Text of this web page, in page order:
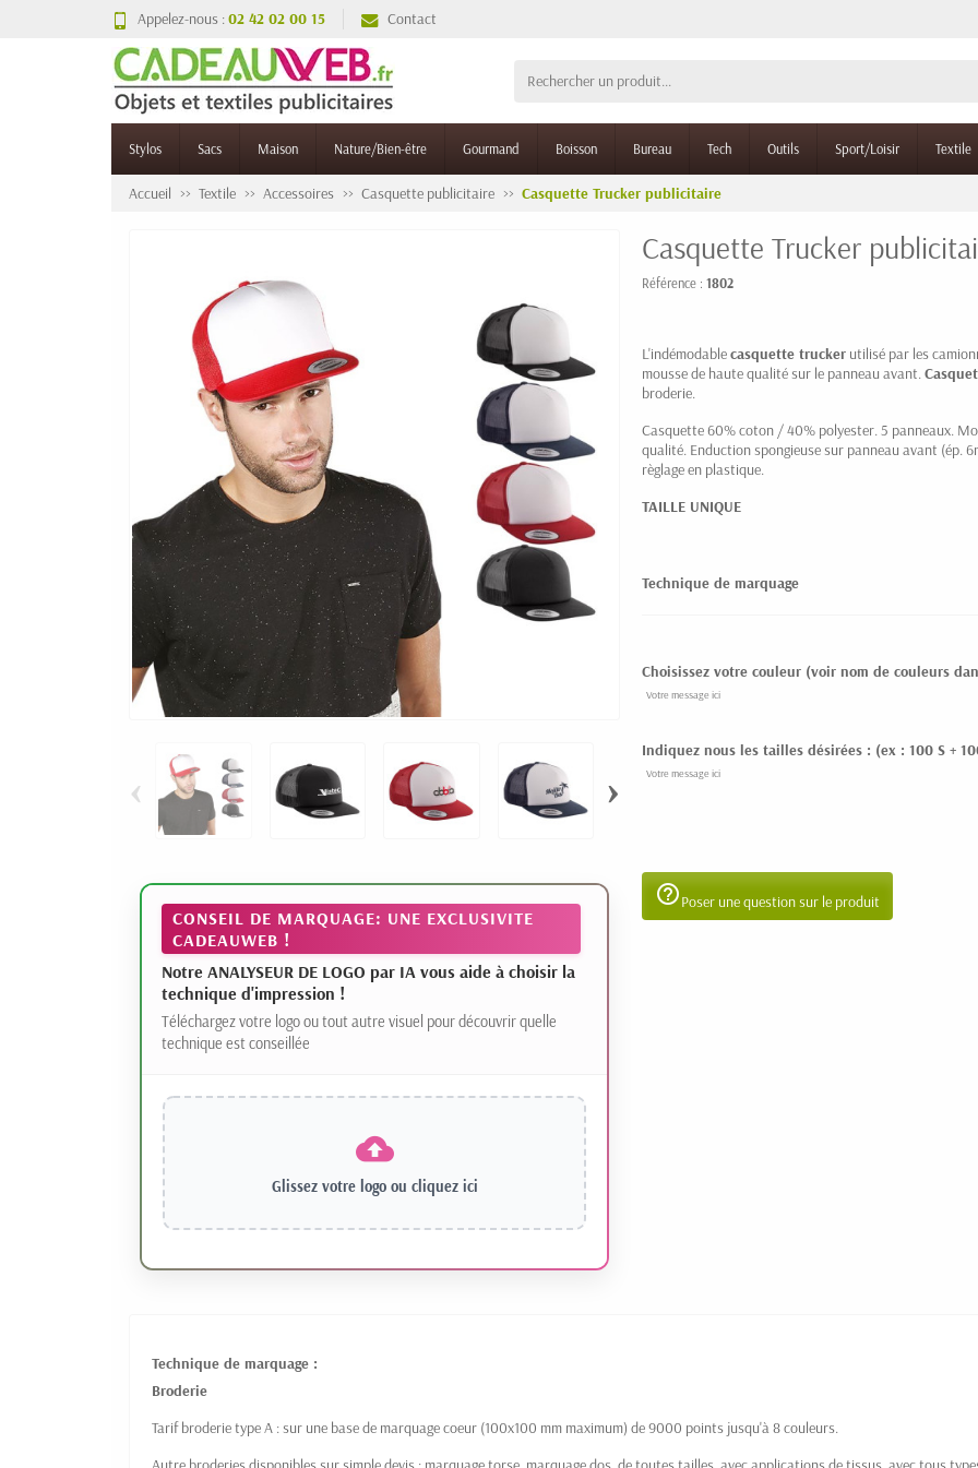
Appelez-nous :02 42 02 00 15 Contact
Stylos Sacs Maison Nature/Bien-être Gourmand Boisson Bureau Tech Outils Sport/Loisir Textile
Accueil Textile Accessoires Casquette publicitaire Casquette Trucker publicitaire
‹ ›
CONSEIL DE MARQUAGE: UNE EXCLUSIVITE
CADEAUWEB !
Notre ANALYSEUR DE LOGO par IA vous aide à choisir la
technique d'impression !
Téléchargez votre logo ou tout autre visuel pour découvrir quelle
technique est conseillée
Glissez votre logo ou cliquez ici
Casquette Trucker
Référence : 1802
L'indémodablecasquette trucker utilisé par les
mousse de haute qualité sur le panneau avant.
broderie.
Casquette 60% coton / 40% polyester. 5 panneaux.
qualité. Enduction spongieuse sur panneau avant (ép.
règlage en plastique.
TAILLE UNIQUE
Technique de marquage
Choisissez votre couleur (voir nom de couleurs
Indiquez nous les tailles désirées : (ex : 100 S +
help_outlinePoser une question sur le produit
Technique de marquage :
Broderie
Tarif broderie type A : sur une base de marquage coeur (100x100 mm maximum) de 9000 points jusqu'à 8 couleurs.